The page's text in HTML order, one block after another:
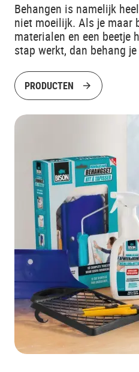
Behangen is namelijk
niet moeilijk. Als je maar
materialen en een beetje
stap werkt, dan behang
PRODUCTEN